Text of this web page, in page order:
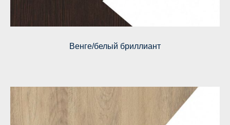
Венге/белый бриллиант